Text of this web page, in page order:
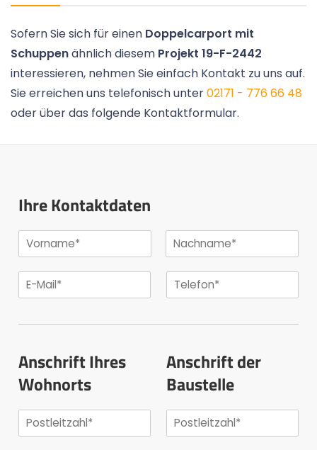
Sofern Sie sich für einen Doppelcarport mit
Schuppenähnlich diesem Projekt 19-F-2442
interessieren, nehmen Sie einfach Kontakt zu uns auf.
Sie erreichen uns telefonisch unter02171 - 776 66 48
oder über das folgende Kontaktformular.
Ihre Kontaktdaten
Anschrift Ihres
Wohnorts
Anschrift der
Baustelle